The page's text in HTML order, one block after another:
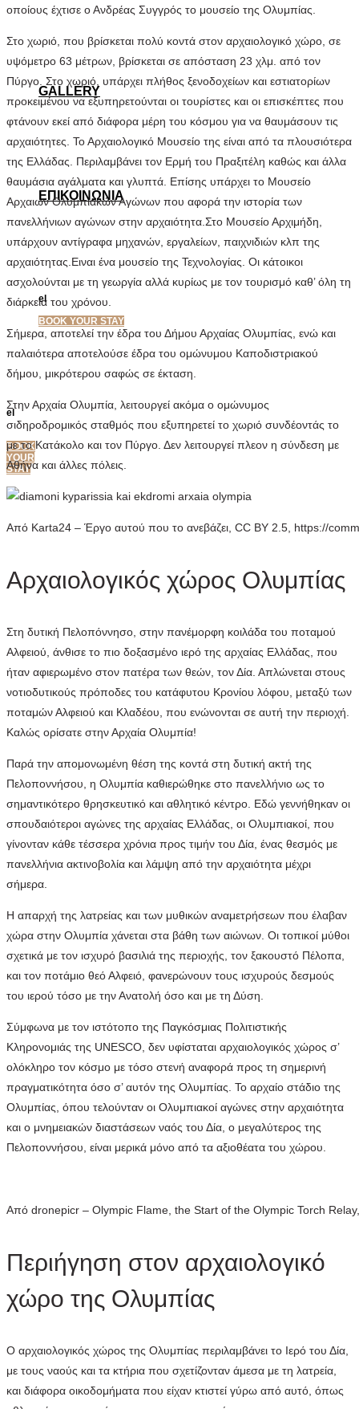
GALLERY
ΕΠΙΚΟΙΝΩΝΙΑ
el
BOOK YOUR STAY
el
en
BOOK
YOUR
STAY
οποίους έχτισε ο Ανδρέας Συγγρός το μουσείο της Ολυμπίας.
Στο χωριό, που βρίσκεται πολύ κοντά στον αρχαιολογικό χώρο, σε
υψόμετρο 63 μέτρων, βρίσκεται σε απόσταση 23 χλμ. από τον
Πύργο. Στο χωριό, υπάρχει πλήθος ξενοδοχείων και εστιατορίων
προκειμένου να εξυπηρετούνται οι τουρίστες και οι επισκέπτες που
φτάνουν εκεί από διάφορα μέρη του κόσμου για να θαυμάσουν τις
αρχαιότητες. Το Αρχαιολογικό Μουσείο της είναι από τα πλουσιότερα
της Ελλάδας. Περιλαμβάνει τον Ερμή του Πραξιτέλη καθώς και άλλα
θαυμάσια αγάλματα και γλυπτά. Επίσης υπάρχει το Μουσείο
Αρχαιων Ολυμπιακών Αγώνων που αφορά την ιστορία των
πανελλήνιων αγώνων στην αρχαιότητα.Στο Μουσείο Αρχιμήδη,
υπάρχουν αντίγραφα μηχανών, εργαλείων, παιχνιδιών κλπ της
αρχαιότητας.Ειναι ένα μουσείο της Τεχνολογίας. Οι κάτοικοι
ασχολούνται με τη γεωργία αλλά κυρίως με τον τουρισμό καθ’ όλη τη
διάρκεια του χρόνου.
Σήμερα, αποτελεί την έδρα του Δήμου Αρχαίας Ολυμπίας, ενώ και
παλαιότερα αποτελούσε έδρα του ομώνυμου Καποδιστριακού
δήμου, μικρότερου σαφώς σε έκταση.
Στην Αρχαία Ολυμπία, λειτουργεί ακόμα ο ομώνυμος
σιδηροδρομικός σταθμός που εξυπηρετεί το χωριό συνδέοντάς το
με το Κατάκολο και τον Πύργο. Δεν λειτουργεί πλεον η σύνδεση με
Αθήνα και άλλες πόλεις.
Από Karta24 – Έργο αυτού που το ανεβάζει, CC BY 2.5, https://
Αρχαιολογικός χώρος Ολυμπίας
Στη δυτική Πελοπόννησο, στην πανέμορφη κοιλάδα του ποταμού
Αλφειού, άνθισε το πιο δοξασμένο ιερό της αρχαίας Ελλάδας, που
ήταν αφιερωμένο στον πατέρα των θεών, τον Δία. Απλώνεται στους
νοτιοδυτικούς πρόποδες του κατάφυτου Κρονίου λόφου, μεταξύ των
ποταμών Αλφειού και Κλαδέου, που ενώνονται σε αυτή την περιοχή.
Καλώς ορίσατε στην Αρχαία Ολυμπία!
Παρά την απομονωμένη θέση της κοντά στη δυτική ακτή της
Πελοποννήσου, η Ολυμπία καθιερώθηκε στο πανελλήνιο ως το
σημαντικότερο θρησκευτικό και αθλητικό κέντρο. Εδώ γεννήθηκαν οι
σπουδαιότεροι αγώνες της αρχαίας Ελλάδας, οι Ολυμπιακοί, που
γίνονταν κάθε τέσσερα χρόνια προς τιμήν του Δία, ένας θεσμός με
πανελλήνια ακτινοβολία και λάμψη από την αρχαιότητα μέχρι
σήμερα.
Η απαρχή της λατρείας και των μυθικών αναμετρήσεων που έλαβαν
χώρα στην Ολυμπία χάνεται στα βάθη των αιώνων. Οι τοπικοί μύθοι
σχετικά με τον ισχυρό βασιλιά της περιοχής, τον ξακουστό Πέλοπα,
και τον ποτάμιο θεό Αλφειό, φανερώνουν τους ισχυρούς δεσμούς
του ιερού τόσο με την Ανατολή όσο και με τη Δύση.
Σύμφωνα με τον ιστότοπο της Παγκόσμιας Πολιτιστικής
Κληρονομιάς της UNESCO, δεν υφίσταται αρχαιολογικός χώρος σ’
ολόκληρο τον κόσμο με τόσο στενή αναφορά προς τη σημερινή
πραγματικότητα όσο σ’ αυτόν της Ολυμπίας. Το αρχαίο στάδιο της
Ολυμπίας, όπου τελούνταν οι Ολυμπιακοί αγώνες στην αρχαιότητα
και ο μνημειακών διαστάσεων ναός του Δία, ο μεγαλύτερος της
Πελοποννήσου, είναι μερικά μόνο από τα αξιοθέατα του χώρου.
Από dronepicr – Olympic Flame, the Start of the Olympic Torch
Περιήγηση στον αρχαιολογικό
χώρο της Ολυμπίας
Ο αρχαιολογικός χώρος της Ολυμπίας περιλαμβάνει το Ιερό του Δία,
με τους ναούς και τα κτήρια που σχετίζονταν άμεσα με τη λατρεία,
και διάφορα οικοδομήματα που είχαν κτιστεί γύρω από αυτό, όπως